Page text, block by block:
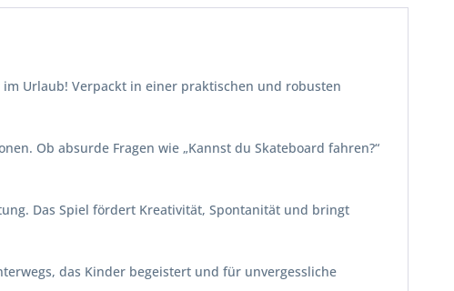
im Urlaub! Verpackt in einer praktischen und robusten
Ob absurde Fragen wie „Kannst du Skateboard fahren?“
Das Spiel fördert Kreativität, Spontanität und bringt
das Kinder begeistert und für unvergessliche